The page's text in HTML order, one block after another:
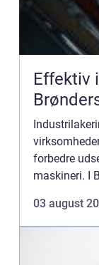
Effektiv
forbedre
maskineri. I
03 august